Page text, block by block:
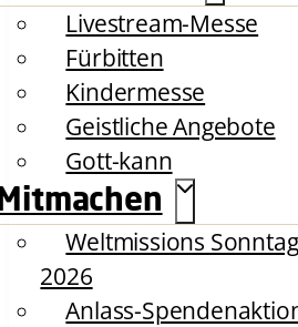
Livestream-Messe
Fürbitten
Kindermesse
Geistliche Angebote
Gott-kann
Weltmissions Sonntag
2026
Anlass-